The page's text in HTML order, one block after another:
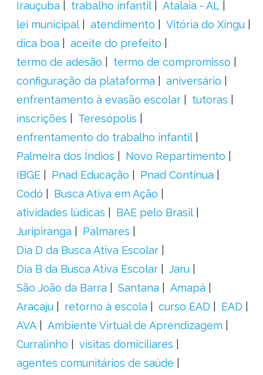
Irauçuba trabalho infantil
Atalaia - AL
lei municipal
atendimento
Vitória do Xingu
dica boa
aceite do prefeito
termo de adesão
termo de compromisso
configuração da plataforma
aniversário
enfrentamento à evasão escolar
tutoras
inscrições
Teresópolis
enfrentamento do trabalho infantil
Palmeira dos Índios
Novo Repartimento
IBGE
Pnad Educação
Pnad Contínua
Codó
Busca Ativa em Ação
atividades lúdicas
BAE pelo Brasil
Juripiranga
Palmares
Dia D da Busca Ativa Escolar
Dia B da Busca Ativa Escolar
Jaru
São João da Barra
Santana
Amapá
Aracaju
retorno à escola curso EAD
EAD
AVA
Ambiente Virtual de Aprendizagem
Curralinho
visitas domiciliares
agentes comunitários de saúde